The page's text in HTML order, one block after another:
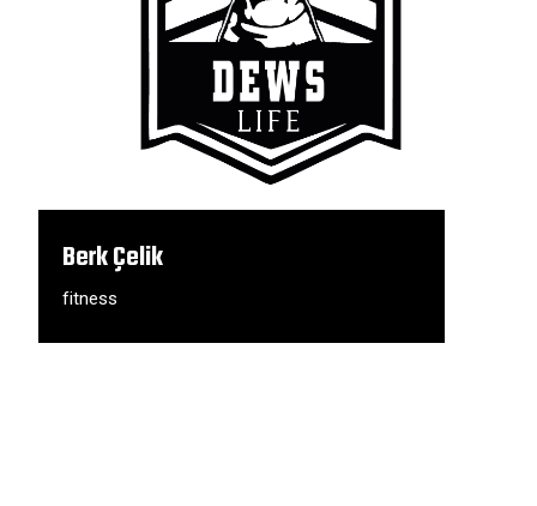
Berk Çelik
fitness